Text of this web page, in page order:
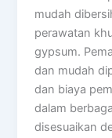
mudah
perawatan
gypsum.
dan mudah
dan biaya
dalam
disesuaikan